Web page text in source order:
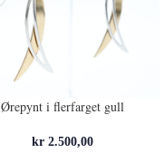
Ørepynt i flerfarget gull
kr 2.500,00